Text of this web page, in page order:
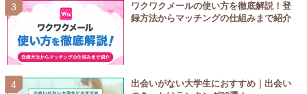
ワクワクメールの使い方を徹底解説！登
録方法からマッチングの仕組みまで紹介
出会いがない大学生におすすめ｜出会い